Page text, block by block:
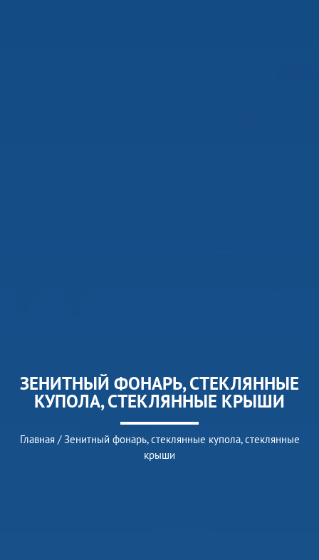
ЗЕНИТНЫЙ ФОНАРЬ, СТЕКЛЯННЫЕ
КУПОЛА, СТЕКЛЯННЫЕ КРЫШИ
Главная /Зенитный фонарь, стеклянные купола, стеклянные
крыши